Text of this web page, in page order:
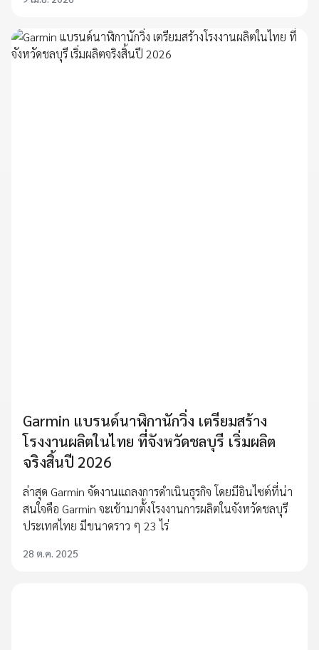
Garmin แบรนด์นาฬิกานักวิ่ง เตรียมสร้าง
โรงงานผลิตในไทย ที่จังหวัดชลบุรี เริ่มผลิต
จริงสิ้นปี 2026
ล่าสุด Garmin จัดงานแถลงการดำเนินธุรกิจ โดยมีอินไซต์ที่น่า
สนใจคือ Garmin จะเข้ามาตั้งโรงงานการผลิตในจังหวัดชลบุรี
ประเทศไทย มีขนาดราว ๆ 23 ไร่
28 ต.ค. 2025